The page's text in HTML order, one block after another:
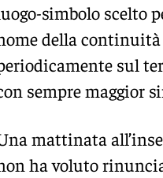
simbolo scelto
della
sul
sempre maggior
mattinata
ha voluto